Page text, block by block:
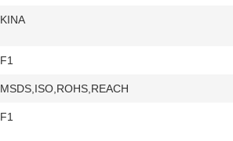
ΚΙΝΑ
F1
MSDS,ISO,ROHS,REACH
F1